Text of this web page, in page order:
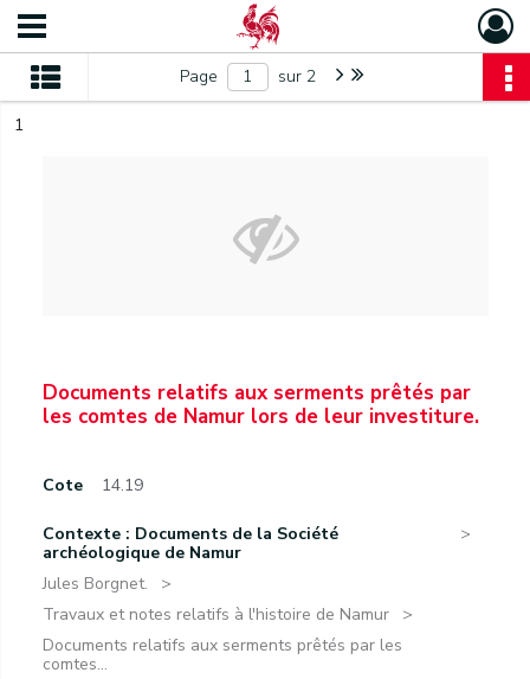
Page sur 2
1
Documents relatifs aux serments prêtés par
les comtes de Namur lors de leur investiture.
Cote 14.19
Contexte : Documents de la Société
archéologique de Namur
Jules Borgnet.
Travaux et notes relatifs à l'histoire de Namur
Documents relatifs aux serments prêtés par les
comtes...